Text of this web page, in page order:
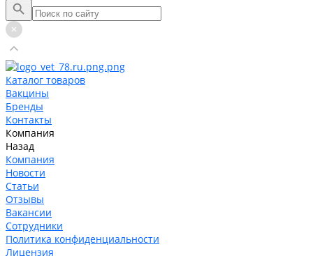
Каталог товаров
Вакцины
Бренды
Контакты
Компания
Назад
Компания
Новости
Статьи
Отзывы
Вакансии
Сотрудники
Политика конфиденциальности
Лицензия